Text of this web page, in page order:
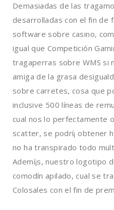
Demasiadas de las
desarrolladas con el fin de
software sobre casino,
igual que Competición
tragaperras sobre WMS si
amiga de la grasa
sobre carretes, cosa que
inclusive 500 líneas de
cual nos lo perfectamente
scatter, se podrí¡ obtener
no ha transpirado todo
Ademí¡s, nuestro logotipo
comodín apilado, cual se
Colosales con el fin de